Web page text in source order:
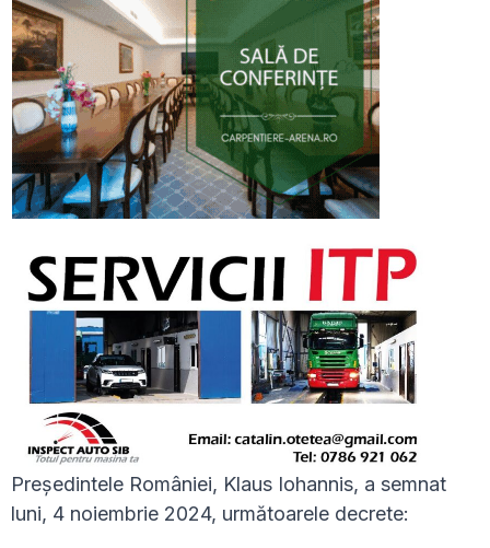
Președintele României, Klaus Iohannis, a semnat
luni, 4 noiembrie 2024, următoarele decrete: